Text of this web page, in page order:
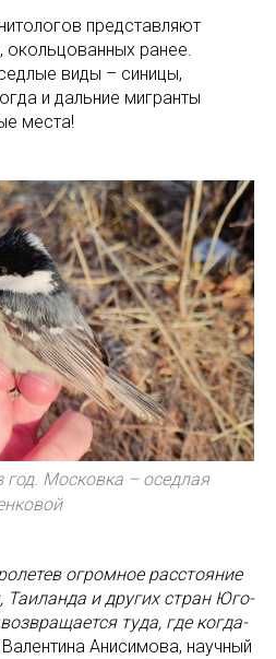
представляют
окольцованных ранее.
виды – синицы,
и дальние мигранты
места!
Московка – оседлая
огромное расстояние
и других стран Юго-
туда, где когда-
Анисимова, научный